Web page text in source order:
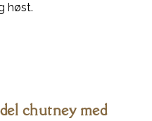
høst.
chutney med